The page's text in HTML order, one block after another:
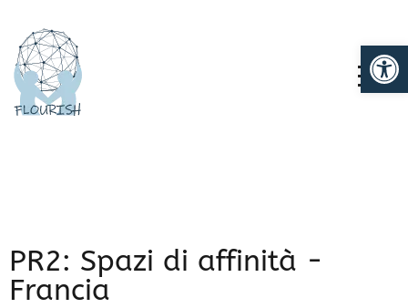
PR2: Spazi di affinità -
Francia